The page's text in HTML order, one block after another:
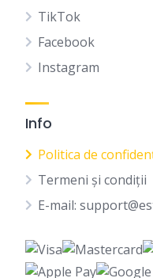
TikTok
Facebook
Instagram
Info
Politica de
Termeni și condiții
E-mail: